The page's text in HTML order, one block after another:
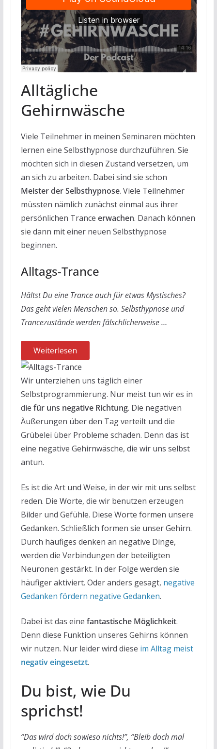
Alltägliche
Gehirnwäsche
Viele Teilnehmer in meinen Seminaren möchten
lernen eine Selbsthypnose durchzuführen. Sie
möchten sich in diesen Zustand versetzen, um
an sich zu arbeiten. Dabei sind sie schon
Meister der Selbsthypnose. Viele Teilnehmer
müssten nämlich zunächst einmal aus ihrer
persönlichen Trance erwachen. Danach können
sie dann mit einer neuen Selbsthypnose
beginnen.
Alltags-Trance
Hältst Du eine Trance auch für etwas Mystisches?
Das geht vielen Menschen so. Selbsthypnose und
Trancezustände werden fälschlicherweise …
Weiterlesen
Wir unterziehen uns täglich einer
Selbstprogrammierung. Nur meist tun wir es in
die für uns negative Richtung. Die negativen
Äußerungen über den Tag verteilt und die
Grübelei über Probleme schaden. Denn das ist
eine negative Gehirnwäsche, die wir uns selbst
antun.
Es ist die Art und Weise, in der wir mit uns selbst
reden. Die Worte, die wir benutzen erzeugen
Bilder und Gefühle. Diese Worte formen unsere
Gedanken. Schließlich formen sie unser Gehirn.
Durch häufiges denken an negative Dinge,
werden die Verbindungen der beteiligten
Neuronen gestärkt. In der Folge werden sie
häufiger aktiviert. Oder anders gesagt, negative
Gedanken fördern negative Gedanken.
Dabei ist das eine fantastische Möglichkeit.
Denn diese Funktion unseres Gehirns können
wir nutzen. Nur leider wird diese im Alltag meist
negativ eingesetzt.
Du bist, wie Du
sprichst!
“Das wird doch sowieso nichts!”, “Bleib doch mal